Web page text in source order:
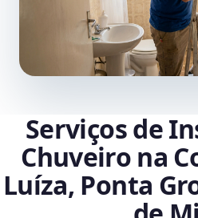
Serviços de
Chuveiro na
Luíza, Ponta